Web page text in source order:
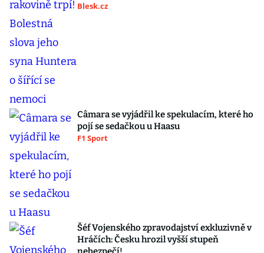
Blesk.cz
Câmara se vyjádřil ke spekulacím, které ho
pojí se sedačkou u Haasu
F1 Sport
Šéf Vojenského zpravodajství exkluzivně v
Hráčích: Česku hrozil vyšší stupeň